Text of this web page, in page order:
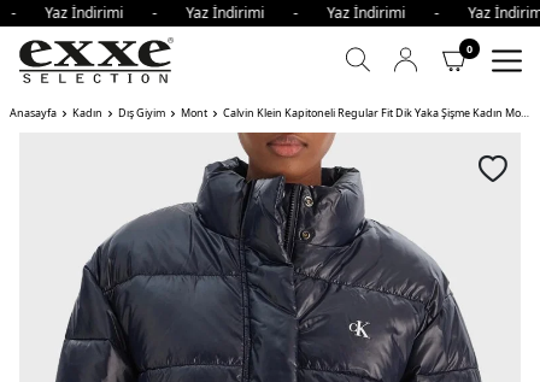
Yaz İndirimi - Yaz İndirimi - Yaz İndirimi - Yaz
0
Anasayfa Kadın Dış Giyim Mont Calvin Klein Kapitoneli Regular Fit Dik Yaka Şişme Kadın Mont VEK